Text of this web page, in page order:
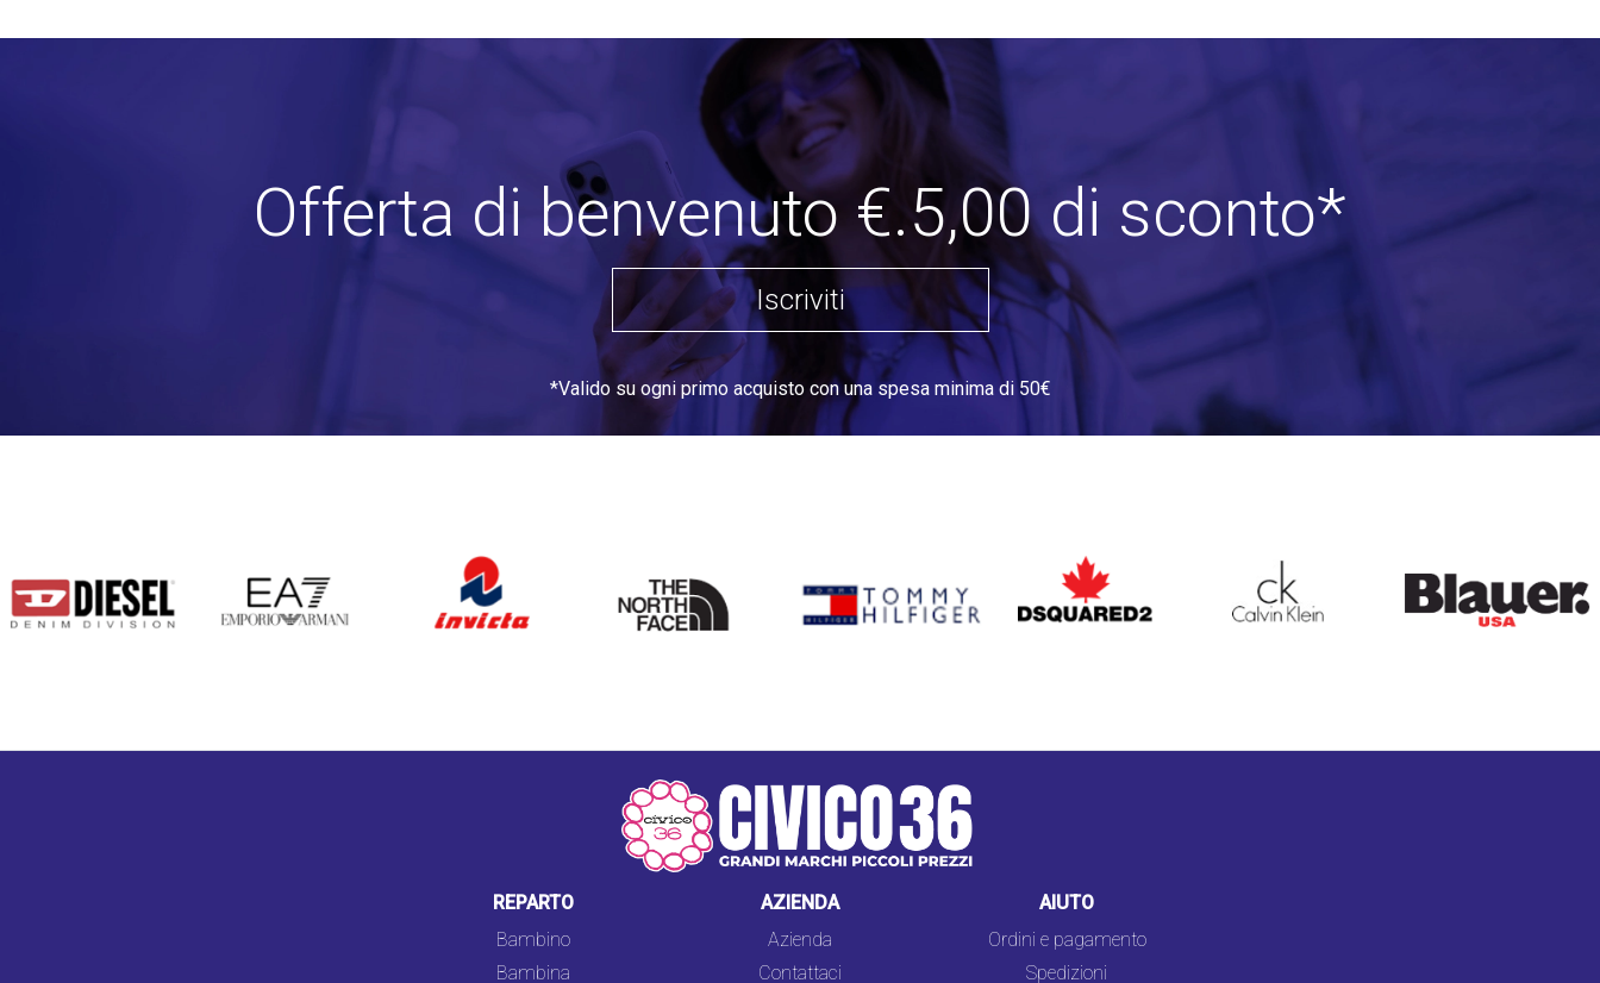
Offerta di benvenuto €.5,00 di sconto*
Iscriviti
*Valido su ogni primo acquisto con una spesa minima di 50€
INVICTA
NORTH
FACE
DSQUARED2 CALVIN KLEIN
REPARTO
Bambino
Bambina
AZIENDA
Azienda
Contattaci
AIUTO
Ordini e pagamento
Spedizioni